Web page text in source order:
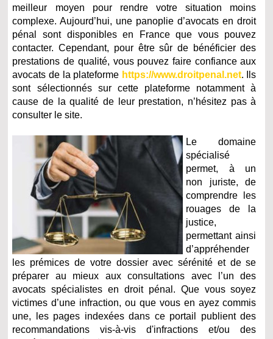
meilleur moyen pour rendre votre situation moins
complexe. Aujourd’hui, une panoplie d’avocats en droit
pénal sont disponibles en France que vous pouvez
contacter. Cependant, pour être sûr de bénéficier des
prestations de qualité, vous pouvez faire confiance aux
avocats de la plateforme https://www.droitpenal.net. Ils
sont sélectionnés sur cette plateforme notamment à
cause de la qualité de leur prestation, n’hésitez pas à
consulter le site.
Le domaine
spécialisé
permet, à un
non juriste, de
comprendre les
rouages de la
justice,
permettant ainsi
d’appréhender
les prémices de votre dossier avec sérénité et de se
préparer au mieux aux consultations avec l’un des
avocats spécialistes en droit pénal. Que vous soyez
victimes d’une infraction, ou que vous en ayez commis
une, les pages indexées dans ce portail publient des
recommandations vis-à-vis d'infractions et/ou des